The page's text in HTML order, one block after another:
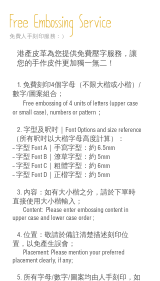
Free Embossing Service
免費人手刻印服務：）
港產皮革為您提供免費壓字服務，讓
您的手作皮件更加獨一無二！
1. 免費刻印4個字母（不限大楷或小楷）/
數字/圖案組合；
Free embossing of 4 units of letters (upper case
or small case), numbers or pattern；
2. 字型及呎吋｜ Font Options and size reference
（所有呎吋以大楷字母高度計算）：
-- 字型 Font A｜手寫字型：約 6.5mm
-- 字型 Font B｜潦草字型： 約 5mm
-- 字型 Font C｜粗體字型：約 6mm
-- 字型 Font D｜正楷字型： 約 5mm
3. 內容：如有大小楷之分，請於下單時
直接使用大小楷輸入；
​ Content: Please enter embossing content in
upper case and lower case order ;
4. 位置：敬請於備註清楚描述刻印位
置，以免產生誤會；
​ Placement: Please mention your preferred
placement clearly, if any;
5. 所有字母/數字/圖案均由人手刻印，如